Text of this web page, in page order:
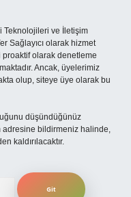
Teknolojileri ve İletişim
Sağlayıcı olarak hizmet
olarak denetleme
Ancak, üyelerimiz
olup, siteye üye olarak bu
düşündüğünüz
adresine bildirmeniz halinde,
kaldırılacaktır.